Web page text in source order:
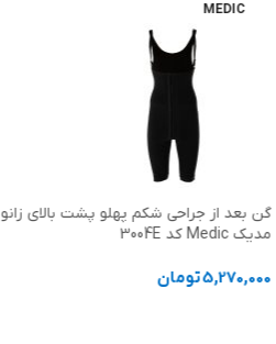
MEDIC
گن بعد از جراحی شکم پهلو پشت بالای زانو
مدیک Medic کد 3004E
5,270,000تومان